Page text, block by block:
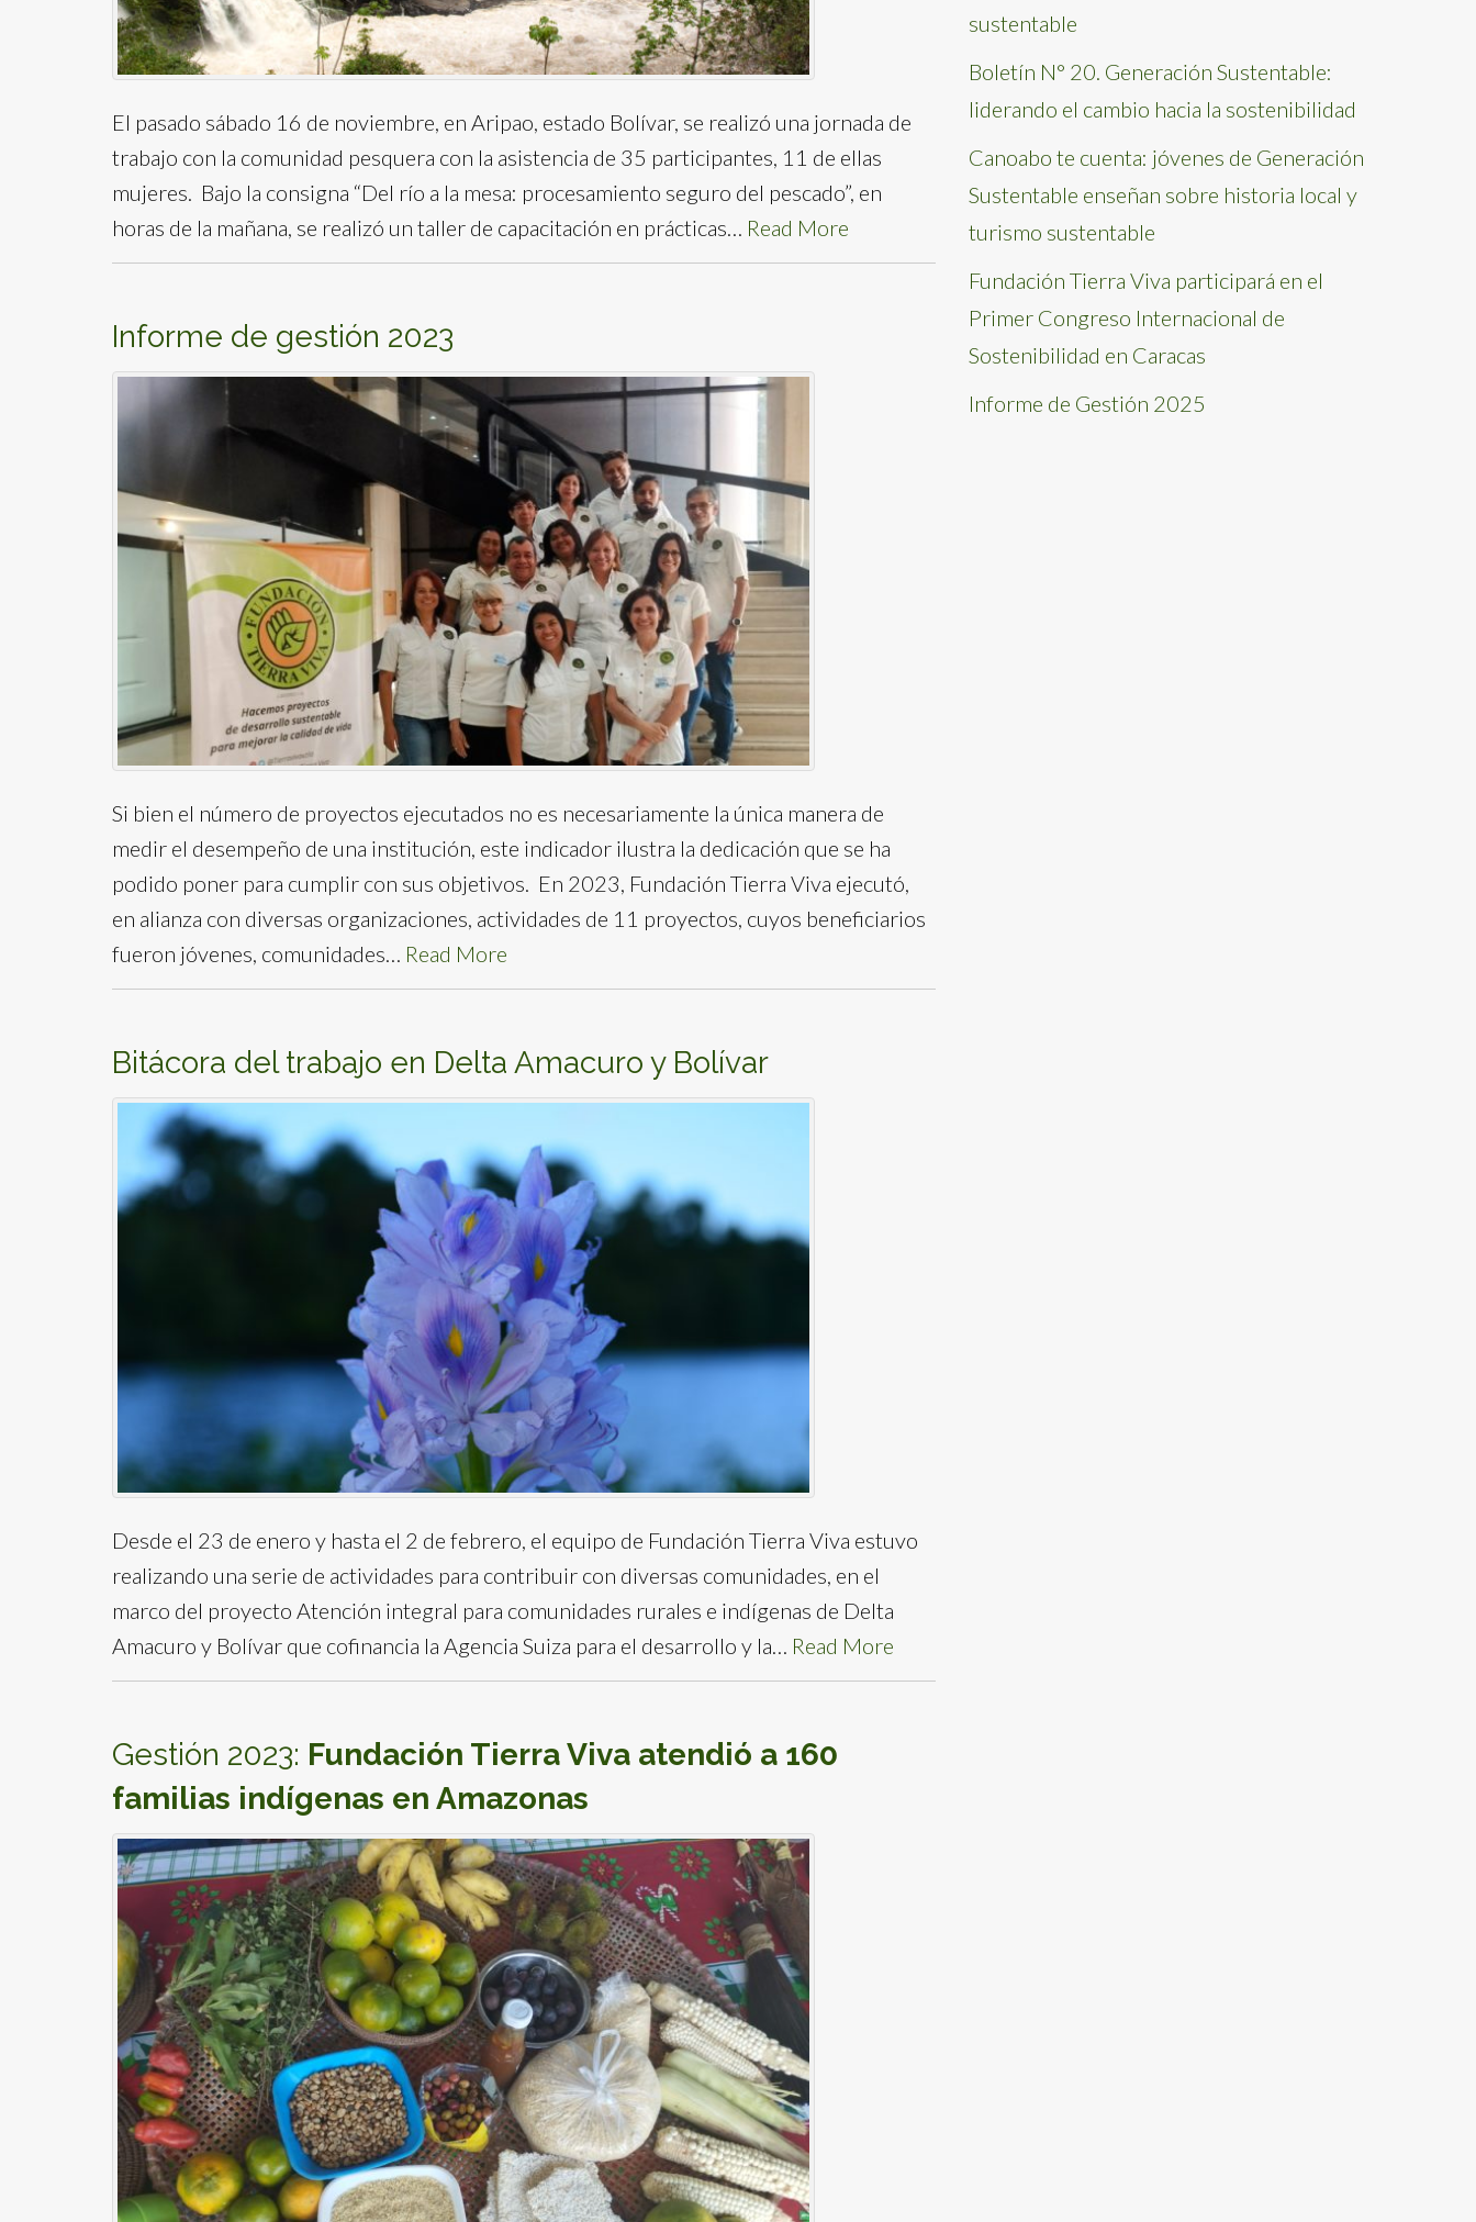
El pasado sábado 16 de noviembre, en Aripao, estado Bolívar, se realizó una jornada de
trabajo con la comunidad pesquera con la asistencia de 35 participantes, 11 de ellas
mujeres. Bajo la consigna “Del río a la mesa: procesamiento seguro del pescado”, en
horas de la mañana, se realizó un taller de capacitación en prácticas… Read More
Informe de gestión 2023
Si bien el número de proyectos ejecutados no es necesariamente la única manera de
medir el desempeño de una institución, este indicador ilustra la dedicación que se ha
podido poner para cumplir con sus objetivos. En 2023, Fundación Tierra Viva ejecutó,
en alianza con diversas organizaciones, actividades de 11 proyectos, cuyos beneficiarios
fueron jóvenes, comunidades… Read More
Bitácora del trabajo en Delta Amacuro y Bolívar
Desde el 23 de enero y hasta el 2 de febrero, el equipo de Fundación Tierra Viva estuvo
realizando una serie de actividades para contribuir con diversas comunidades, en el
marco del proyecto Atención integral para comunidades rurales e indígenas de Delta
Amacuro y Bolívar que cofinancia la Agencia Suiza para el desarrollo y la… Read More
Gestión 2023: Fundación Tierra Viva atendió a 160
familias indígenas en Amazonas
sustentable
Boletín N° 20. Generación Sustentable:
liderando el cambio hacia la sostenibilidad
Canoabo te cuenta: jóvenes de Generación
Sustentable enseñan sobre historia local y
turismo sustentable
Fundación Tierra Viva participará en el
Primer Congreso Internacional de
Sostenibilidad en Caracas
Informe de Gestión 2025